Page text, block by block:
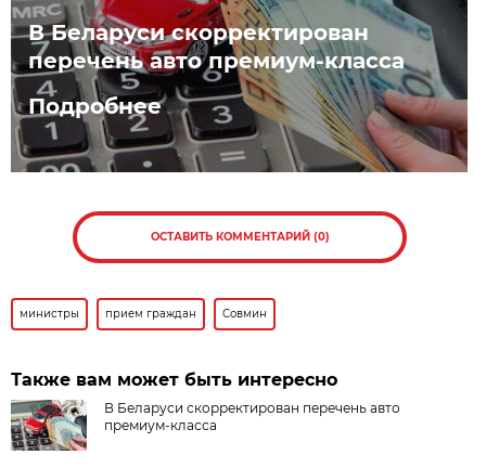
В Беларуси скорректирован
перечень авто премиум-класса
Подробнее
ОСТАВИТЬ КОММЕНТАРИЙ (0)
министры прием граждан Совмин
Также вам может быть интересно
В Беларуси скорректирован перечень авто
премиум-класса